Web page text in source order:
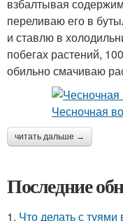
взбалтывая
переливаю его в
и ставлю в
побегах растений,
обильно смачиваю
читать дальше →
Последние
1. Что делать с